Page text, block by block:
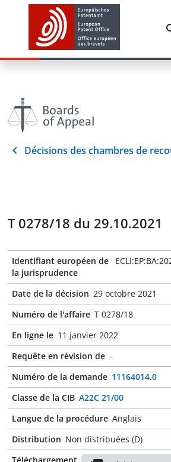
Décisions des chambres de
T 0278/18 du 29.10.2021
Identifiant européen de
la jurisprudence
Date de la décision 29 octobre 2021
Numéro de l'affaire T 0278/18
En ligne le 11 janvier 2022
Requête en révision de -
Numéro de la demande 11164014.0
Classe de la CIB A22C 21/00
Langue de la procédure Anglais
Distribution Non distribuées (D)